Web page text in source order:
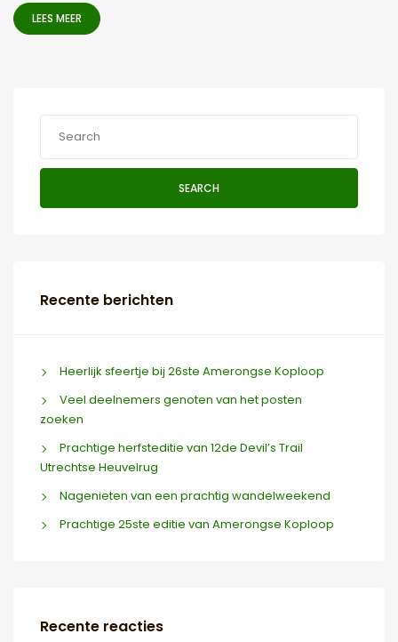
LEES MEER
SEARCH
Recente berichten
Heerlijk sfeertje bij 26ste Amerongse Koploop
Veel deelnemers genoten van het posten
zoeken
Prachtige herfsteditie van 12de Devil’s Trail
Utrechtse Heuvelrug
Nagenieten van een prachtig wandelweekend
Prachtige 25ste editie van Amerongse Koploop
Recente reacties